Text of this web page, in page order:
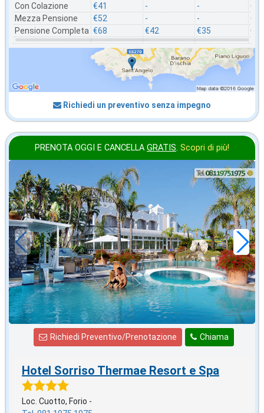
Con Colazione
Mezza Pensione
Pensione Completa
€41
€52
€68
-
-
€42
-
-
€35
€32
€42
€57
Richiedi un preventivo senza impegno
PRENOTA OGGI E CANCELLA GRATIS. Scopri di più!
ottobre
in offerta da
€70,00
a notte
Chiama
Richiedi Preventivo/Prenotazione
Hotel Sorriso Thermae Resort e Spa
Loc. Cuotto, Forio -